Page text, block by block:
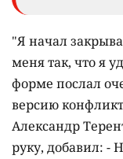
"Я начал
меня так, что я
форме послал
версию
Александр
руку, добавил: -